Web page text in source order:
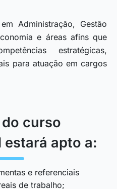
Administração, Gestão
e áreas afins que
estratégicas,
para atuação em cargos
curso
apto a:
e referenciais
de trabalho;